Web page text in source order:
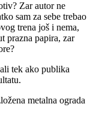
Zar autor ne
sam za sebe trebao
trena još i nema,
prazna papira, zar
tek ako publika
metalna ograda